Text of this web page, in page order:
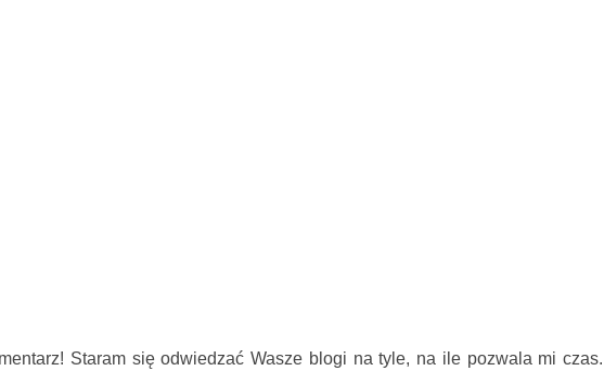
Staram się odwiedzać Wasze blogi na tyle, na ile pozwala mi czas.